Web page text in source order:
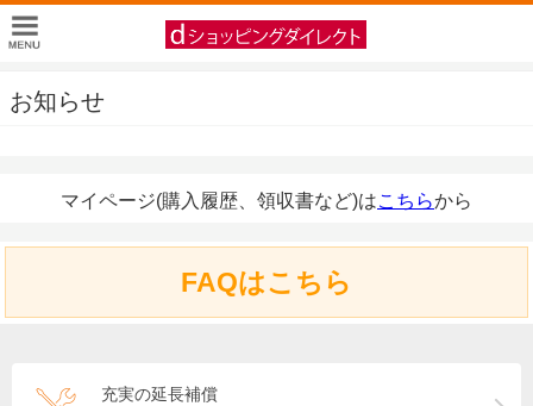
お知らせ
マイページ(購入履歴、領収書など)はこちらから
FAQはこちら
充実の延長補償